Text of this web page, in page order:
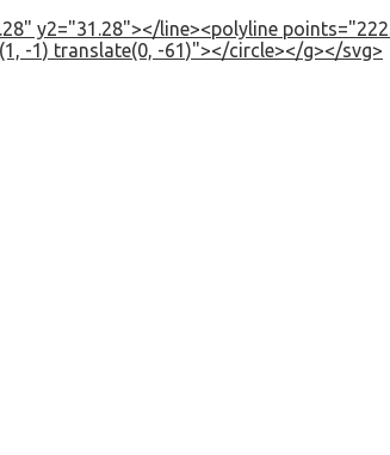
y2="31.28"></line><polyline
-1) translate(0, -61)"></circle></g></svg>